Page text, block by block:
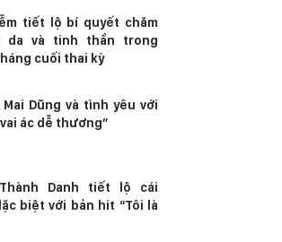
tiết lộ bí quyết chăm
da và tinh thần trong
cuối thai kỳ
Dũng và tình yêu với
ác dễ thương”
Danh tiết lộ cái
biệt với bản hit “Tôi là